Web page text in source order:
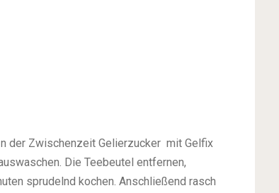
der Zwischenzeit Gelierzucker mit Gelfix
Die Teebeutel entfernen,
sprudelnd kochen. Anschließend rasch